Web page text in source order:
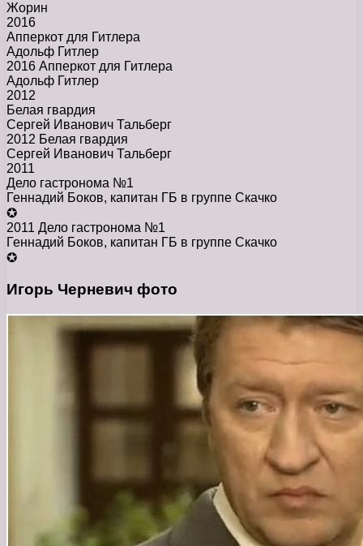
Жорин
2016
Апперкот для Гитлера
Адольф Гитлер
2016 Апперкот для Гитлера
Адольф Гитлер
2012
Белая гвардия
Сергей Иванович Тальберг
2012 Белая гвардия
Сергей Иванович Тальберг
2011
Дело гастронома №1
Геннадий Боков, капитан ГБ в группе Скачко
✪
2011 Дело гастронома №1
Геннадий Боков, капитан ГБ в группе Скачко
✪
Игорь Черневич фото